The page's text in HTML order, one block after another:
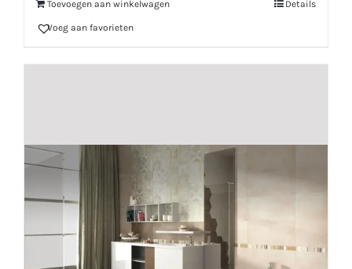
Toevoegen aan winkelwagen Details
Voeg aan favorieten